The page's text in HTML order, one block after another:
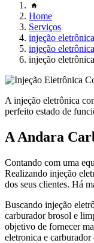
Home
Serviços
injeção eletrônica
injeção
injeção
A injeção eletrônica
perfeito estado de
A Andara
Contando com uma
Realizando injeção
dos seus clientes. Há
Buscando injeção
carburador brosol e
objetivo de fornecer
eletronica e